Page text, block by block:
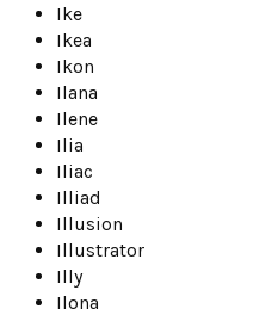
Ike
Ikea
Ikon
Ilana
Ilene
Ilia
Iliac
Illiad
Illusion
Illustrator
Illy
Ilona